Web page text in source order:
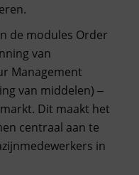
de modules Order
van
Management
van middelen) ‒
Dit maakt het
centraal aan te
in